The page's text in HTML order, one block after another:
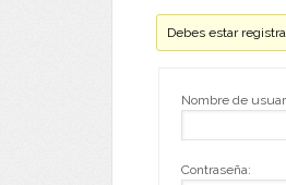
Debes estar
Nombre de
Contraseña: